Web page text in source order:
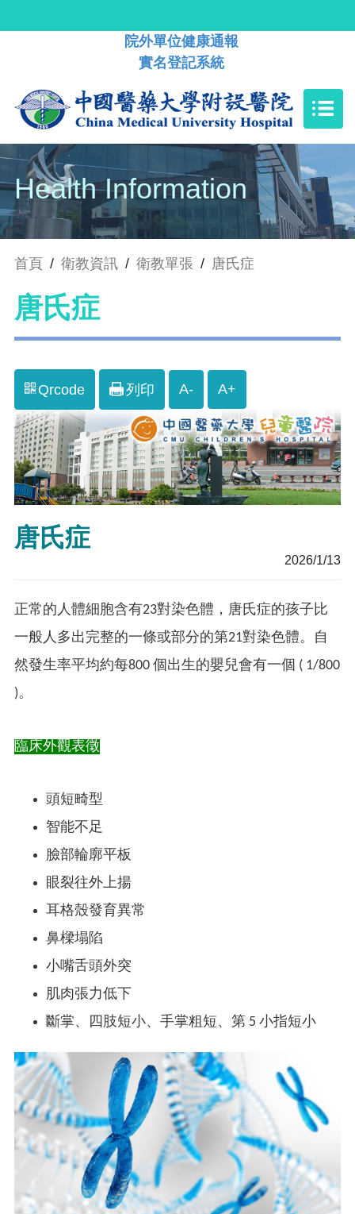
院外單位健康通報
實名登記系統
Health Information
首頁 / 衛教資訊 / 衛教單張 / 唐氏症
唐氏症
Qrcode 列印 A- A+
唐氏症
2026/1/13
正常的人體細胞含有23對染色體，唐氏症的孩子比
一般人多出完整的一條或部分的第21對染色體。自
然發生率平均約每800 個出生的嬰兒會有一個 ( 1/800
)。
臨床外觀表徵
頭短畸型
智能不足
臉部輪廓平板
眼裂往外上揚
耳格殼發育異常
鼻樑塌陷
小嘴舌頭外突
肌肉張力低下
斷掌、四肢短小、手掌粗短、第 5 小指短小